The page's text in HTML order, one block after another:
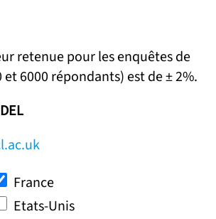
retenue pour les enquêtes de
et 6000 répondants) est de ± 2%.
France
Etats-Unis